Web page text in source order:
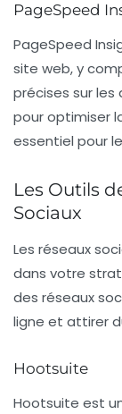
PageSpeed
PageSpeed
site web, y
précises sur
pour optimiser
essentiel pour
Les Outils
Sociaux
Les réseaux
dans votre
des réseaux
ligne et attirer
Hootsuite
Hootsuite est